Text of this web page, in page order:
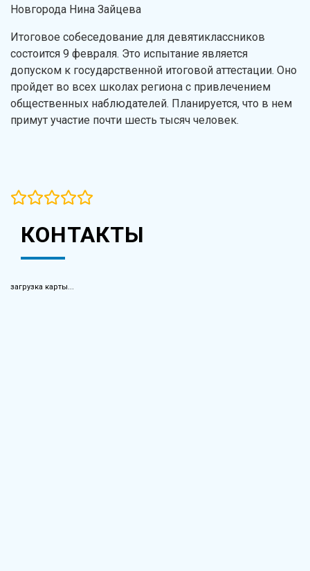
Новгорода Нина Зайцева
Итоговое собеседование для девятиклассников
состоится 9 февраля. Это испытание является
допуском к государственной итоговой аттестации. Оно
пройдет во всех школах региона с привлечением
общественных наблюдателей. Планируется, что в нем
примут участие почти шесть тысяч человек.
КОНТАКТЫ
загрузка карты...